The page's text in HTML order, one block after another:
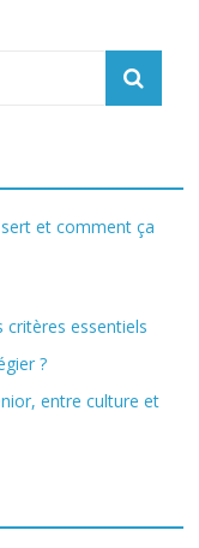
et comment ça
critères essentiels
?
entre culture et